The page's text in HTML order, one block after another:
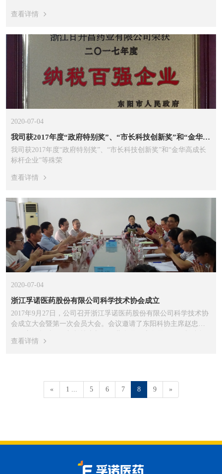
查看详情
2020-07-04
我司获2017年度“政府特别奖”、“市长科技创新奖”和“金华高成长标杆企业”等殊荣
我司获2017年度“政府特别奖”、“市长科技创新奖”和“金华高成长
标杆企业”等殊荣
查看详情
2020-07-04
浙江孚诺医药股份有限公司科学技术协会成立
2017年9月27日，公司召开浙江孚诺医药股份有限公司科学技术协
会成立大会暨第一次会员大会。会议邀请了东阳科协主席赵忠
德参加，公司董事长傅龙云及企业技术骨干参加了此次大会。
查看详情
« 1 ... 5 6 7 8 9 »